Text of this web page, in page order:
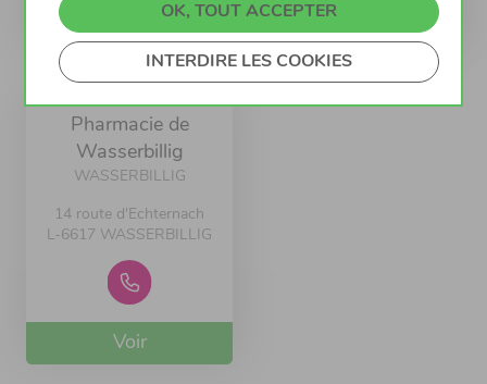
Voir Voir
Pharmacie de
Wasserbillig
WASSERBILLIG
14 route d'Echternach
L-6617 WASSERBILLIG
Voir
OK, TOUT ACCEPTER
INTERDIRE LES COOKIES